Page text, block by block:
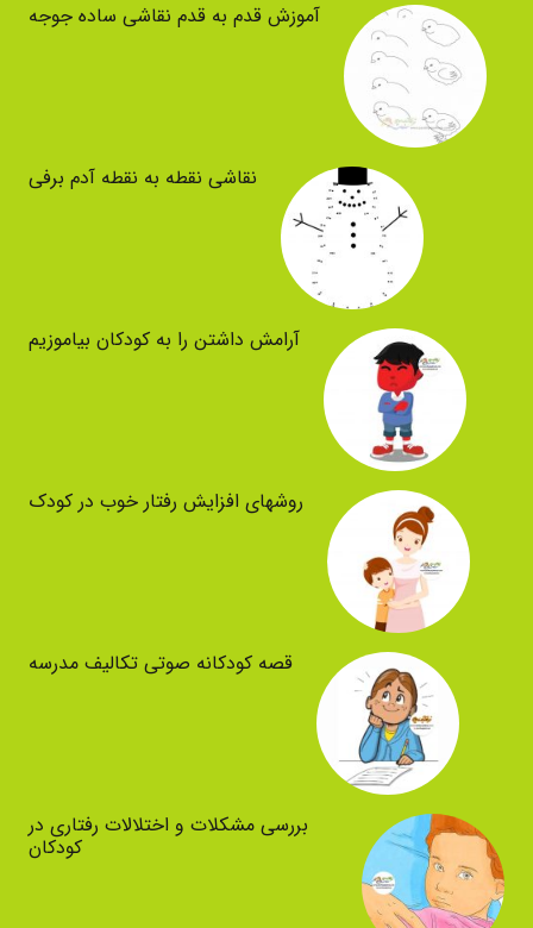
آموزش قدم به قدم نقاشی ساده جوجه
نقاشی نقطه به نقطه آدم برفی
آرامش داشتن را به کودکان بیاموزیم
روشهای افزایش رفتار خوب در کودک
قصه کودکانه صوتی تکالیف مدرسه
بررسی مشکلات و اختلالات رفتاری در
کودکان